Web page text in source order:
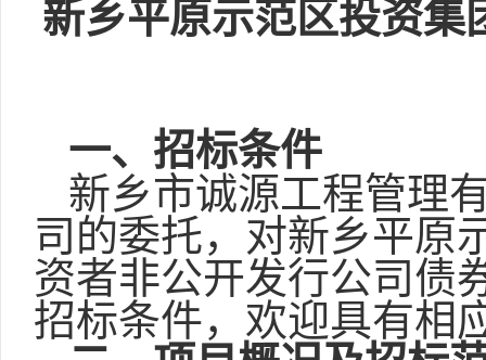
新乡平原示范区投资集
一、招标条件
新乡市诚源工程管理
司的委托，对新乡平原
资者非公开发行公司债
招标条件，欢迎具有相